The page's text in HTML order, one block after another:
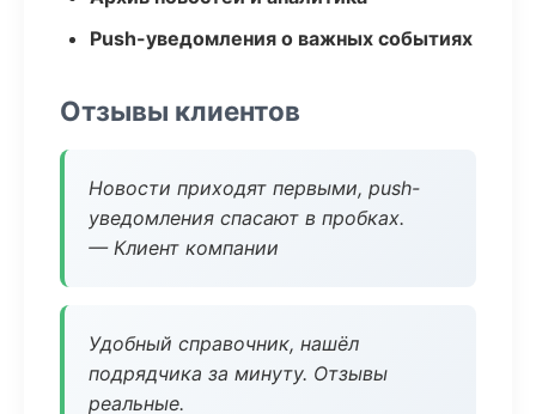
Push-уведомления о важных событиях
Отзывы клиентов
Новости приходят первыми, push-
уведомления спасают в пробках.
— Клиент компании
Удобный справочник, нашёл
подрядчика за минуту. Отзывы
реальные.